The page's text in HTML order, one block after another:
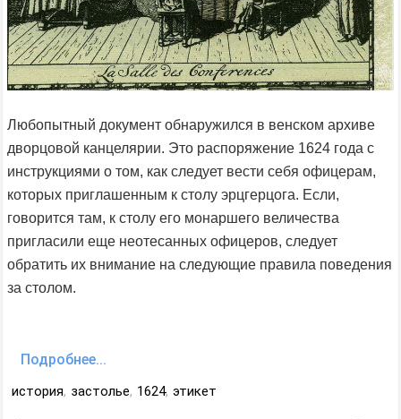
Любопытный документ обнаружился в венском архиве
дворцовой канцелярии. Это распоряжение 1624 года с
инструкциями о том, как следует вести себя офицерам,
которых приглашенным к столу эрцгерцога. Если,
говорится там, к столу его монаршего величества
пригласили еще неотесанных офицеров, следует
обратить их внимание на следующие правила поведения
за столом.
Подробнее...
история, застолье, 1624, этикет